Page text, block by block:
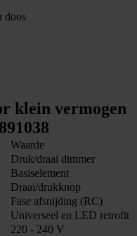
doos
klein vermogen
Waarde
Druk/draai dimmer
Basiselement
Draai/drukknop
Fase afsnijding (RC)
Universeel en LED retrofit
220 - 240 V